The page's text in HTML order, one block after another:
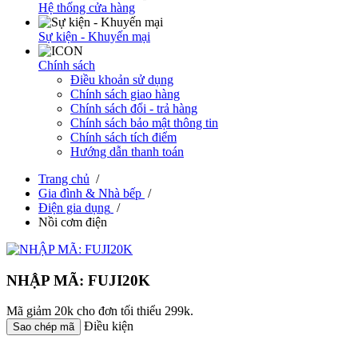
Hệ thống cửa hàng
Sự kiện - Khuyến mại
Chính sách
Điều khoản sử dụng
Chính sách giao hàng
Chính sách đổi - trả hàng
Chính sách bảo mật thông tin
Chính sách tích điểm
Hướng dẫn thanh toán
Trang chủ /
Gia đình & Nhà bếp /
Điện gia dụng /
Nồi cơm điện
NHẬP MÃ: FUJI20K
Mã giảm 20k cho đơn tối thiểu 299k.
Sao chép mã Điều kiện